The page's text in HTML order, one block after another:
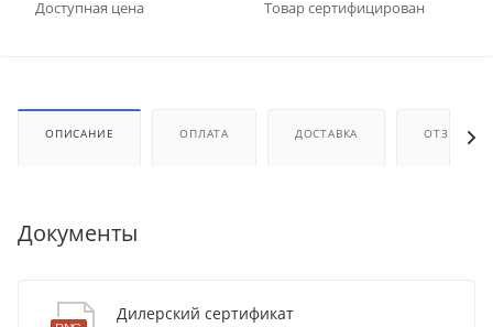
Доступная цена Товар сертифицирован
ОПИСАНИЕ ОПЛАТА ДОСТАВКА ОТЗЫВЫ
Документы
Дилерский сертификат